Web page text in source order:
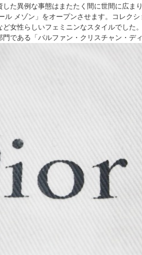
た異例な事態はまたたく間に世間に広ま
ル メゾン」をオープンさせます。コレク
女性らしいフェミニンなスタイルでした
である「パルファン・クリスチャン・デ